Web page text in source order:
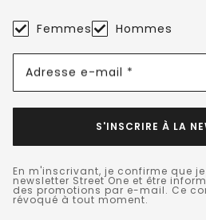
Femmes Hommes
Adresse e-mail *
S'INSCRIRE À LA
En m'inscrivant, je confirme que
newsletter Street One et être
des promotions par e-mail. Ce
révoqué à tout moment.